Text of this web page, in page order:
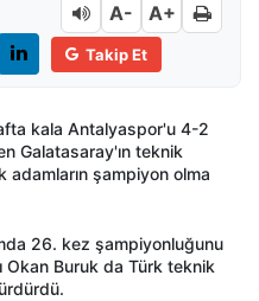
A- A+
Takip Et
kala Antalyaspor'u 4-2
Galatasaray'ın teknik
şampiyon olma
26. kez şampiyonluğunu
Okan Buruk da Türk teknik